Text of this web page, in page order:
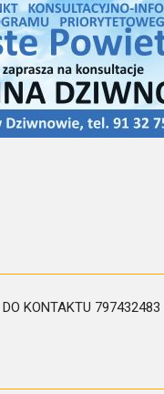
KONTAKTU 797432483